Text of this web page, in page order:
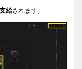
給されます。